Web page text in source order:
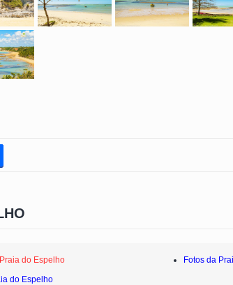
do Espelho
Fotos da
do Espelho